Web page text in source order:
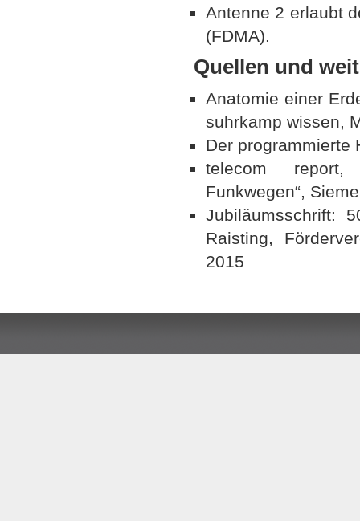
Antenne 2 erlaubt
(FDMA).
Quellen und
Anatomie einer
suhrkamp wissen,
Der programmierte
telecom report,
Funkwegen“,
Jubiläumsschrift:
Raisting,
2015